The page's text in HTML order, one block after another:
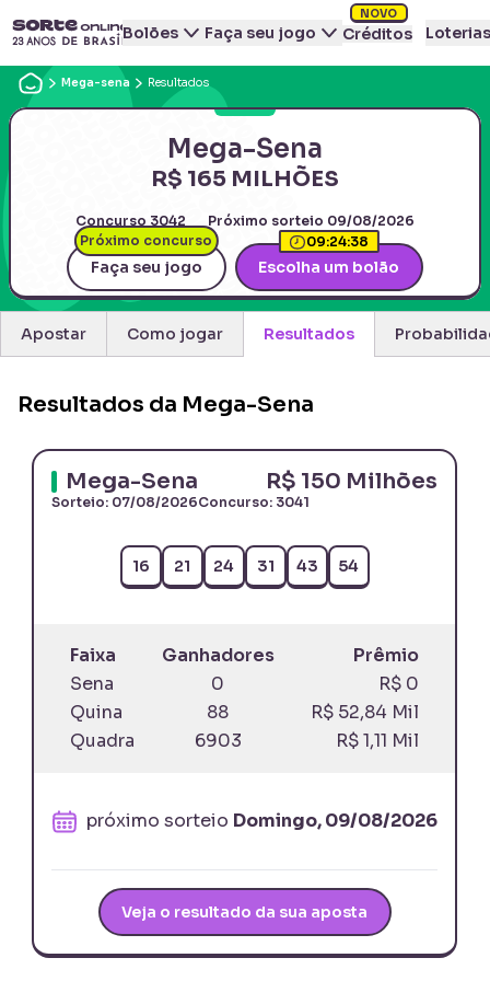
Bolões Faça seu jogo Créditos
NOVO
Loterias
Mega-sena Resultados
Mega-Sena
R$ 165 MILHÕES
Concurso 3042 Próximo sorteio 09/08/2026
Próximo concurso
Faça seu jogo
09:24:37
Escolha um bolão
Apostar Como jogar Resultados
Resultados da Mega-Sena
Mega-Sena R$ 150 Milhões
Sorteio: 07/08/2026Concurso: 3041
16 21 24 31 43 54
Faixa Ganhadores
Prêmio
Sena
0
R$ 0
Quina
88
R$ 52,84 Mil
Quadra
6903 R$ 1,11 Mil
próximo sorteio Domingo, 09/08/2026
Veja o resultado da sua aposta